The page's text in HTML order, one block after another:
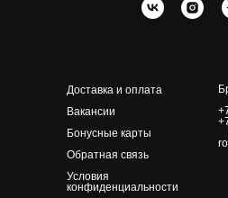
Доставка и оплата
Вакансии
Бонусные карты
Обратная связь
Условия
конфиденциальности